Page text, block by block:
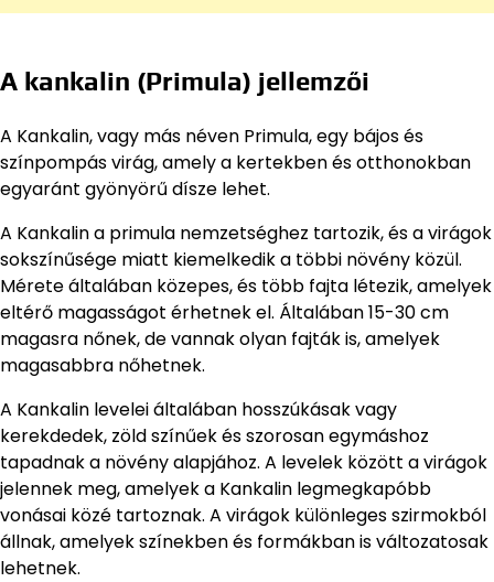
A kankalin (Primula) jellemzői
A Kankalin, vagy más néven Primula, egy bájos és
színpompás virág, amely a kertekben és otthonokban
egyaránt gyönyörű dísze lehet.
A Kankalin a primula nemzetséghez tartozik, és a virágok
sokszínűsége miatt kiemelkedik a többi növény közül.
Mérete általában közepes, és több fajta létezik, amelyek
eltérő magasságot érhetnek el. Általában 15-30 cm
magasra nőnek, de vannak olyan fajták is, amelyek
magasabbra nőhetnek.
A Kankalin levelei általában hosszúkásak vagy
kerekdedek, zöld színűek és szorosan egymáshoz
tapadnak a növény alapjához. A levelek között a virágok
jelennek meg, amelyek a Kankalin legmegkapóbb
vonásai közé tartoznak. A virágok különleges szirmokból
állnak, amelyek színekben és formákban is változatosak
lehetnek.